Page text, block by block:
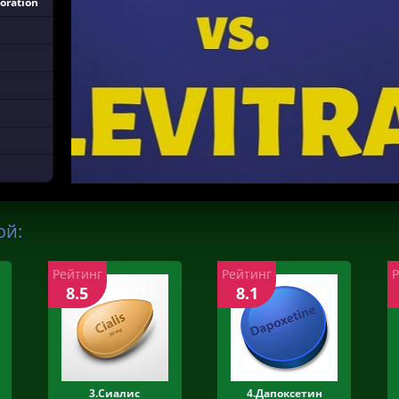
3.Сиалис
Рейтинг
8.5
4.Дапоксетин
Рейтинг
8.1